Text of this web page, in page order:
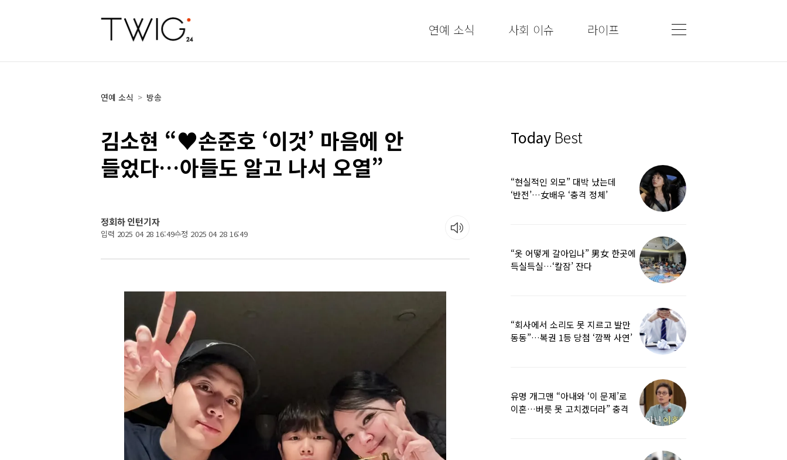
연예 소식 사회 이슈 라이프
연예 소식 > 방송
김소현 “♥손준호 ‘이것’ 마음에 안
들었다…아들도 알고 나서 오열”
정회하 인턴기자
입력 2025 04 28 16:49수정 2025 04 28 16:49
Today Best
“현실적인 외모” 대박 났는데
‘반전’…女배우 ‘충격 정체’
“옷 어떻게 갈아입나” 男女 한곳에
득실득실…‘칼잠’ 잔다
“회사에서 소리도 못 지르고 발만
동동”…복권 1등 당첨 ‘깜짝 사연’
유명 개그맨 “아내와 ‘이 문제’로
이혼…버릇 못 고치겠더라” 충격